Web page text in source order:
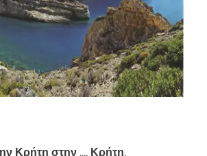
Κρήτη στην …. Κρήτη.